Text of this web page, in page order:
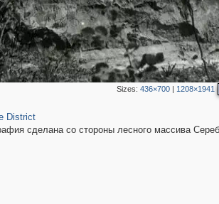
Sizes: 436×700| 1208×1941
District
сделана со стороны лесного массива